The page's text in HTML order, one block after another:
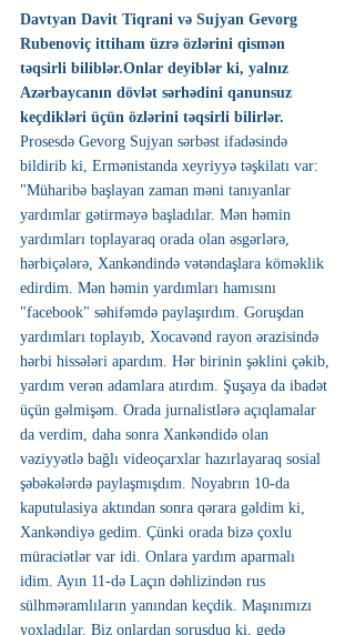
Davtyan Davit Tiqrani və Sujyan Gevorg
Rubenoviç ittiham üzrə özlərini qismən
təqsirli biliblər.Onlar deyiblər ki, yalnız
Azərbaycanın dövlət sərhədini qanunsuz
keçdikləri üçün özlərini təqsirli bilirlər.
Prosesdə Gevorg Sujyan sərbəst ifadəsində
bildirib ki, Ermənistanda xeyriyyə təşkilatı var:
"Müharibə başlayan zaman məni tanıyanlar
yardımlar gətirməyə başladılar. Mən həmin
yardımları toplayaraq orada olan əsgərlərə,
hərbiçələrə, Xankəndində vətəndaşlara köməklik
edirdim. Mən həmin yardımları hamısını
"facebook" səhifəmdə paylaşırdım. Goruşdan
yardımları toplayıb, Xocavənd rayon ərazisində
hərbi hissələri apardım. Hər birinin şəklini çəkib,
yardım verən adamlara atırdım. Şuşaya da ibadət
üçün gəlmişəm. Orada jurnalistlərə açıqlamalar
da verdim, daha sonra Xankəndidə olan
vəziyyətlə bağlı videoçarxlar hazırlayaraq sosial
şəbəkələrdə paylaşmışdım. Noyabrın 10-da
kaputulasiya aktından sonra qərara gəldim ki,
Xankəndiyə gedim. Çünki orada bizə çoxlu
müraciətlər var idi. Onlara yardım aparmalı
idim. Ayın 11-də Laçın dəhlizindən rus
sülhməramlıların yanından keçdik. Maşınımızı
yoxladılar. Biz onlardan soruşduq ki, gedə